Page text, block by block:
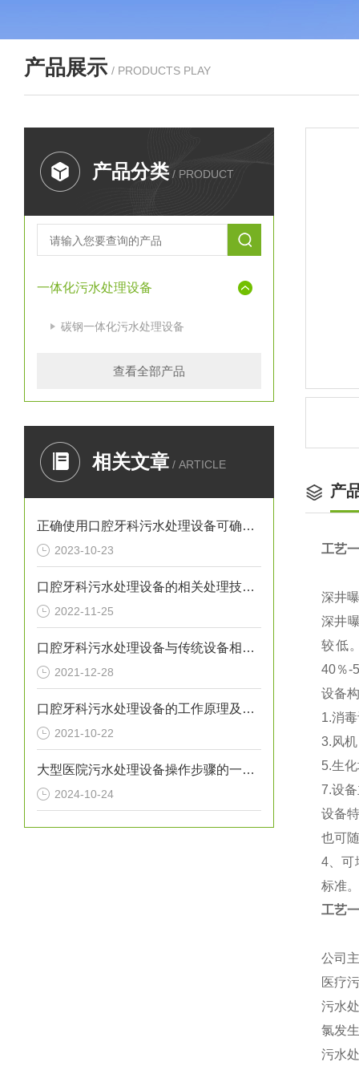
产品展示 / PRODUCTS PLAY
产品分类 / PRODUCT
一体化污水处理设备
碳钢一体化污水处理设备
查看全部产品
相关文章 / ARTICLE
正确使用口腔牙科污水处理设备可确保处理效果
2023-10-23
口腔牙科污水处理设备的相关处理技术介绍
2022-11-25
口腔牙科污水处理设备与传统设备相比的优势介绍
2021-12-28
口腔牙科污水处理设备的工作原理及出故障时需采取的措施介绍
2021-10-22
大型医院污水处理设备操作步骤的一般指南
2024-10-24
产
工艺
深井
深井
较低
40％-
设备
1.消
3.风
5.生
7.设
设备
也可
4、可
标准。
工艺
公司
医疗
污水
氯发
污水